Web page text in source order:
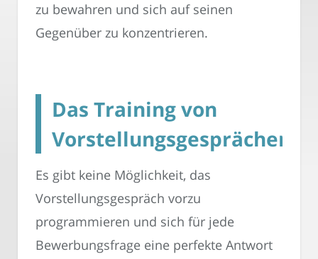
zu bewahren und sich auf seinen
Gegenüber zu konzentrieren.
Das Training von
Vorstellungsgesprächen
Es gibt keine Möglichkeit, das
Vorstellungsgespräch vorzu
programmieren und sich für jede
Bewerbungsfrage eine perfekte Antwort